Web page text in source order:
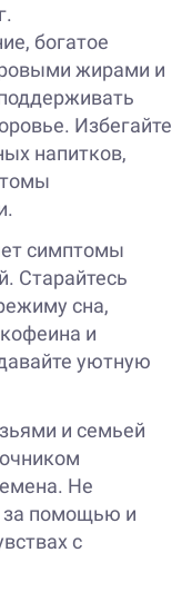
богатое
жирами и
Избегайте
напитков,
симптомы
Старайтесь
сна,
и
уютную
и семьей
Не
за помощью и
с